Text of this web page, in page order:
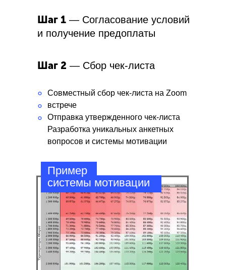
Шаг 1 — Согласование условий
и получение предоплаты
Шаг 2 — Сбор чек-листа
Совместный сбор чек-листа на Zoom
встрече
Отправка утвержденного чек-листа
Разработка уникальных анкетных
вопросов и системы мотивации
°
°
°
Пример
системы мотивации